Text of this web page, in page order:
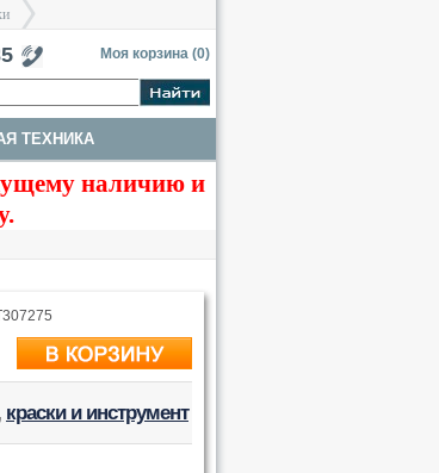
>
Моя корзина (0)
ТЕХНИКА
ДЛЯ ДИОРАМ
наличию и
краски и инструмент